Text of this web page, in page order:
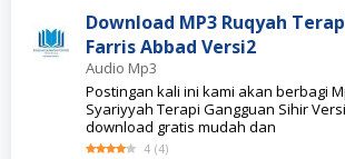
Download MP3 Ruqyah
Farris Abbad Versi2
Audio Mp3
Postingan kali ini kami akan berbagi
Syariyyah Terapi Gangguan Sihir
download gratis mudah dan
4 (4)